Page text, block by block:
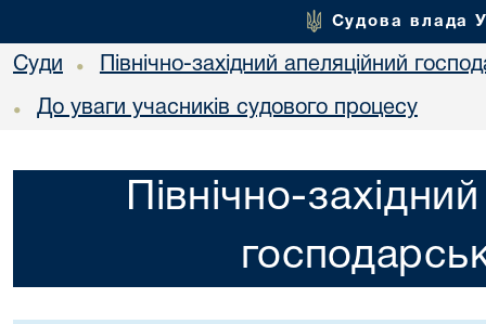
Судова влада
Суди • Північно-західний апеляційний
• До уваги учасників судового процесу
Північно-